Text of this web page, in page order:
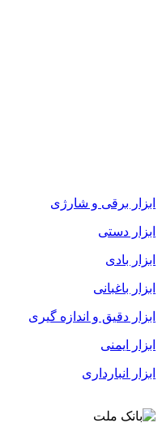
ابزار برقی و شارژی
ابزار دستی
ابزار بادی
ابزار باغبانی
ابزار دقیق و اندازه گیری
ابزار ایمنی
ابزار انبارداری